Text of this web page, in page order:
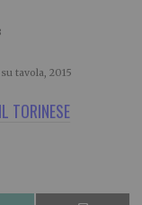
tavola, 2015
IL TORINESE